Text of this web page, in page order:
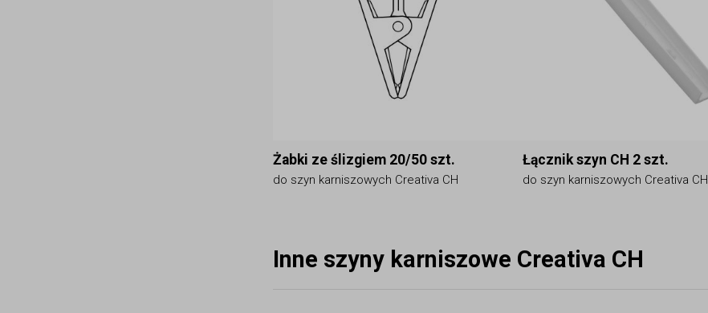
Żabki ze ślizgiem 20/50 szt.
do szyn karniszowych Creativa CH
Łącznik szyn CH 2 szt.
do szyn karniszowych Creativa CH
Inne szyny karniszowe Creativa CH